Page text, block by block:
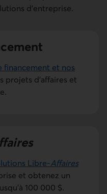
d’entreprise.
financement et nos
projets d’affaires et
Libre-Affaires
et obtenez un
100 000 $.